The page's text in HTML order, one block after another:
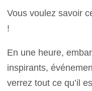
Vous voulez savoir
!
En une heure,
inspirants,
verrez tout ce qu’il